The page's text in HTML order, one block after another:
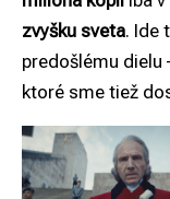
zvyšku sveta. Ide
predošlému dielu
ktoré sme tiež